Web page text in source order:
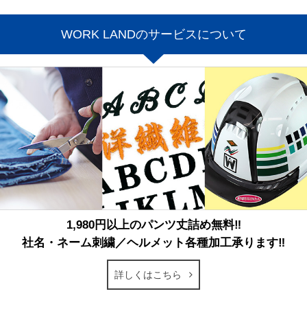
WORK LANDのサービスについて
1,980円以上のパンツ丈詰め無料‼
社名・ネーム刺繍／ヘルメット各種加工承ります‼
詳しくはこちら